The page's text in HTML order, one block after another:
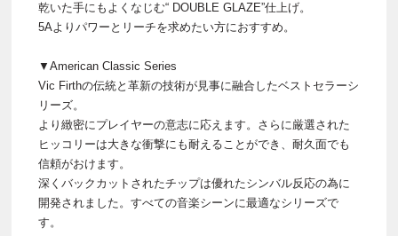
乾いた手にもよくなじむ“ DOUBLE GLAZE”仕上げ。
5Aよりパワーとリーチを求めたい方におすすめ。
▼American Classic Series
Vic Firthの伝統と革新の技術が見事に融合したベストセラーシ
リーズ。
より緻密にプレイヤーの意志に応えます。さらに厳選された
ヒッコリーは大きな衝撃にも耐えることができ、耐久面でも
信頼がおけます。
深くバックカットされたチップは優れたシンバル反応の為に
開発されました。すべての音楽シーンに最適なシリーズで
す。